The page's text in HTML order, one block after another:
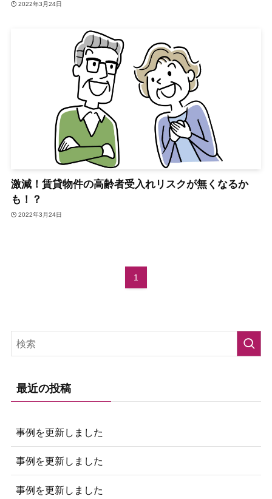
2022年3月24日
激減！賃貸物件の高齢者受入れリスクが無くなるか
も！？
2022年3月24日
1
最近の投稿
事例を更新しました
事例を更新しました
事例を更新しました